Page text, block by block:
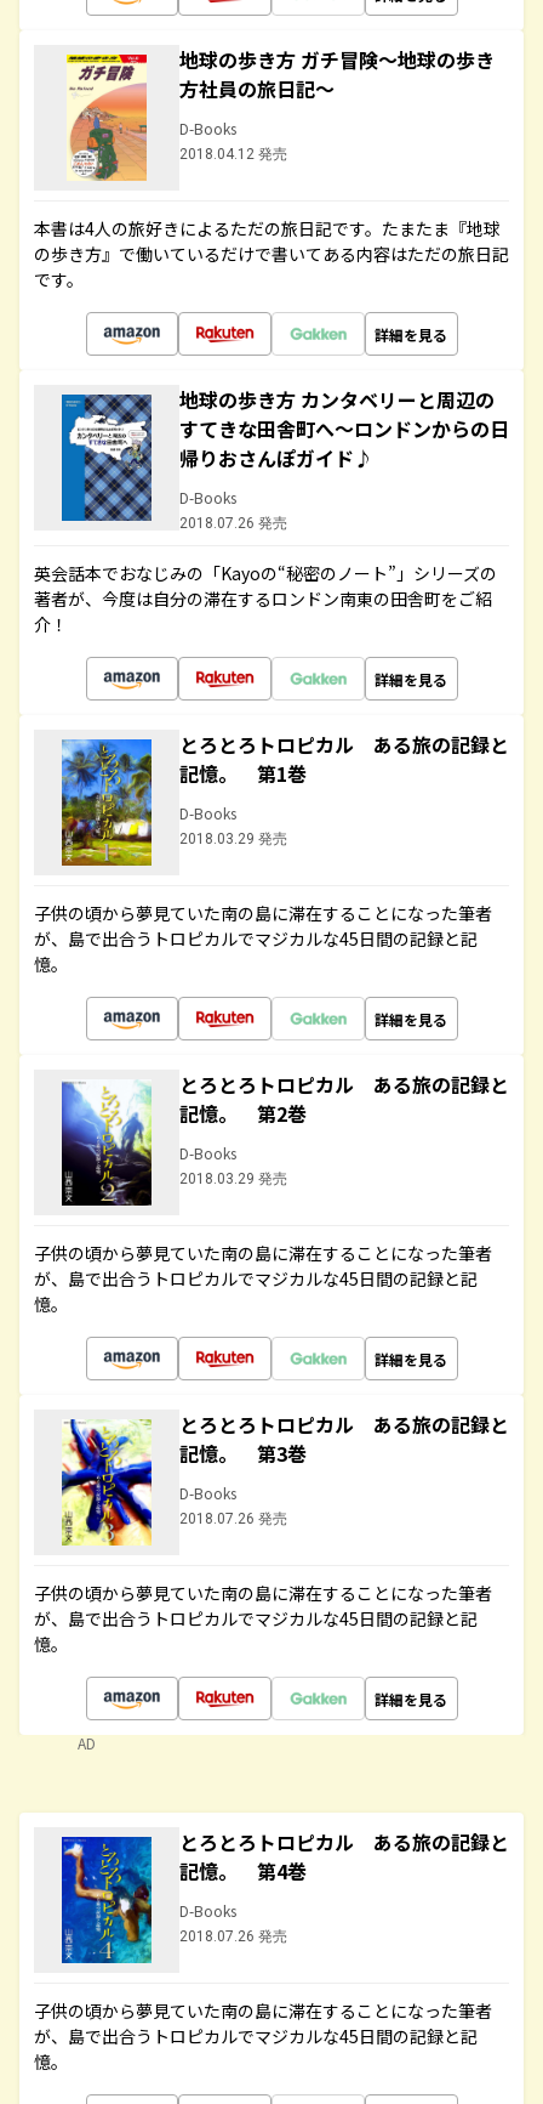
地球の歩き方 ガチ冒険～地球の歩き
方社員の旅日記～
D-Books
2018.04.12 発売
本書は4人の旅好きによるただの旅日記です。たまたま『地球
の歩き方』で働いているだけで書いてある内容はただの旅日記
です。
詳細を見る
地球の歩き方 カンタベリーと周辺の
すてきな田舎町へ～ロンドンからの日
帰りおさんぽガイド♪
D-Books
2018.07.26 発売
英会話本でおなじみの「Kayoの“秘密のノート”」シリーズの
著者が、今度は自分の滞在するロンドン南東の田舎町をご紹
介！
詳細を見る
とろとろトロピカル ある旅の記録と
記憶。 第1巻
D-Books
2018.03.29 発売
子供の頃から夢見ていた南の島に滞在することになった筆者
が、島で出合うトロピカルでマジカルな45日間の記録と記
憶。
詳細を見る
とろとろトロピカル ある旅の記録と
記憶。 第2巻
D-Books
2018.03.29 発売
子供の頃から夢見ていた南の島に滞在することになった筆者
が、島で出合うトロピカルでマジカルな45日間の記録と記
憶。
詳細を見る
とろとろトロピカル ある旅の記録と
記憶。 第3巻
D-Books
2018.07.26 発売
子供の頃から夢見ていた南の島に滞在することになった筆者
が、島で出合うトロピカルでマジカルな45日間の記録と記
憶。
詳細を見る
AD
とろとろトロピカル ある旅の記録と
記憶。 第4巻
D-Books
2018.07.26 発売
子供の頃から夢見ていた南の島に滞在することになった筆者
が、島で出合うトロピカルでマジカルな45日間の記録と記
憶。